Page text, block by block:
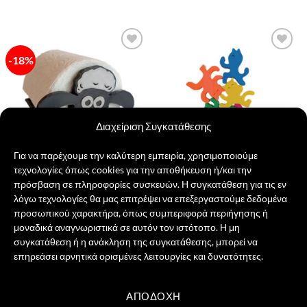
Διαχείριση Συγκατάθεσης
Για να παρέχουμε την καλύτερη εμπειρία, χρησιμοποιούμε
τεχνολογίες όπως cookies για την αποθήκευση ή/και την
πρόσβαση σε πληροφορίες συσκευών. Η συγκατάθεση για τις εν
λόγω τεχνολογίες θα μας επιτρέψει να επεξεργαστούμε δεδομένα
προσωπικού χαρακτήρα, όπως συμπεριφορά περιήγησης ή
μοναδικά αναγνωριστικά σε αυτόν τον ιστότοπο. Η μη
συγκατάθεση ή η ανάκληση της συγκατάθεσης, μπορεί να
επηρεάσει αρνητικά ορισμένες λειτουργίες και δυνατότητες.
ΑΠΟΔΟΧΉ
-18%
Πρόσθήκη
στην λίστα
επιθυμιών
Shaun Πρόβατο για Χαρτί Υγείας
17,00€ Original
price
17,00 €.
14,00€Η
τρέχουσα
τιμή
είναι:
14,00 €.
ΠΡΟΣΘΉΚΗ ΣΤΟ ΚΑΛΆΘΙ
Ninja Cats
25,00€
ΠΡΟΣΘΉΚΗ ΣΤΟ ΚΑΛΆΘΙ
Visa PayPal